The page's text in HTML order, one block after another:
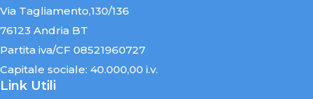
Via Tagliamento,130/136
76123 Andria BT
Partita iva/CF 08521960727
Capitale sociale: 40.000,00 i.v.
Link Utili